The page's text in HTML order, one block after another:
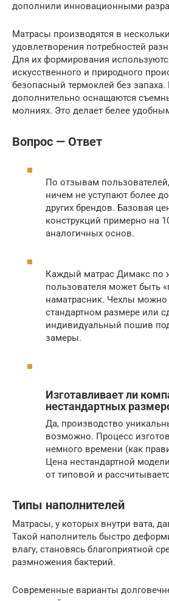
дополнили инновационными
Матрасы производятся в
удовлетворения потребностей
Для их формирования
искусственного и природного
безопасный термоклей без
дополнительно оснащаются
молниях. Это делает белее
Вопрос — Ответ
По отзывам
ничем не уступают более
других брендов. Базовая
конструкций примерно на
аналогичных основ.
Каждый матрас Димакс по
пользователя может быть
наматрасник. Чехлы можно
стандартном размере или
индивидуальный пошив
замеры.
Изготавливает ли
нестандартных
Да, производство
возможно. Процесс
немного времени (как
Цена нестандартной
от типовой и
Типы наполнителей
Матрасы, у которых внутри вата,
Такой наполнитель быстро
влагу, становясь благоприятной
размножения бактерий.
Современные варианты